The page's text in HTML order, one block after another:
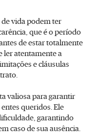
de vida podem ter
que é o período
de estar totalmente
ler atentamente a
e cláusulas
valiosa para garantir
queridos. Ele
garantindo
caso de sua ausência.